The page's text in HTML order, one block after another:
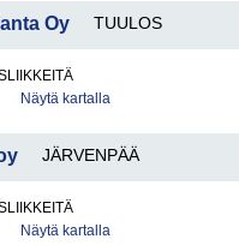
Oy TUULOS
Näytä kartalla
JÄRVENPÄÄ
Näytä kartalla